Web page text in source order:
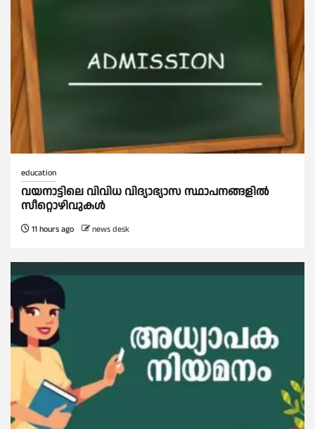
education
വയനാട്ടിലെ വിവിധ വിദ്യാഭ്യാസ സ്ഥാപനങ്ങളിൽ
സീറ്റൊഴിവുകൾ
11 hours ago news desk